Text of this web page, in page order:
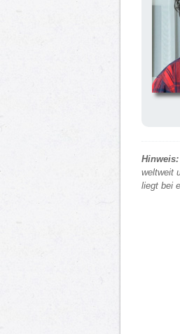
Hinweis:
weltweit
liegt bei